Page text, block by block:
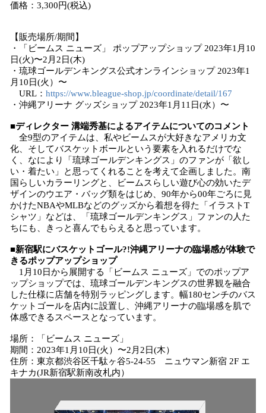
価格：3,300円(税込)
【販売場所/期間】
・「ビームス ニューズ」 ポップアップショップ 2023年1月10
日(火)〜2月2日(木)
・琉球ゴールデンキングス公式オンラインショップ 2023年1
月10日(火）〜
URL： https://www.bleague-shop.jp/coordinate/detail/167
・沖縄アリーナ グッズショップ 2023年1月11日(水）〜
■ディレクター 溝端秀基によるアイテムについてのコメント
全9型のアイテムは、私やビームスが大好きなアメリカ文
化、そしてバスケットボールという要素を入れるだけでな
く、なにより「琉球ゴールデンキングス」のファンが「欲し
い・着たい」と思ってくれることを考えて企画しました。南
国らしいカラーリングと、ビームスらしい遊び心の効いたデ
ザインのウエア・バッグ類をはじめ、90年から00年ごろに見
かけたNBAやMLBなどのグッズから着想を得た「イラストT
シャツ」などは、「琉球ゴールデンキングス」ファンの人た
ちにも、きっと喜んでもらえると思っています。
■新宿駅にバスケットゴール?!沖縄アリーナの臨場感が体験で
きるポップアップショップ
1月10日から展開する「ビームス ニューズ」でのポップア
ップショップでは、琉球ゴールデンキングスの世界観を融合
した仕様に店舗を特別ラッピングします。幅180センチのバス
ケットゴールを店内に設置し、沖縄アリーナの臨場感を肌で
体感できるスペースとなっています。
場所：「ビームス ニューズ」
期間：2023年1月10日(火）〜2月2日(木）
住所：東京都渋谷区千駄ヶ谷5-24-55 ニュウマン新宿 2F エ
キナカ(JR新宿駅新南改札内）